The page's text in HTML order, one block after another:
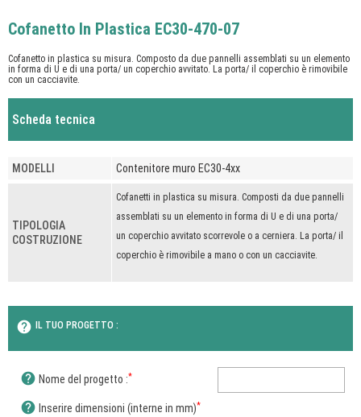
Cofanetto In Plastica EC30-470-07
Cofanetto in plastica su misura. Composto da due pannelli assemblati su un elemento
in forma di U e di una porta/ un coperchio avvitato. La porta/ il coperchio è rimovibile
con un cacciavite.
Scheda tecnica
MODELLI Contenitore muro EC30-4xx
TIPOLOGIA
COSTRUZIONE
Cofanetti in plastica su misura. Composti da due pannelli
assemblati su un elemento in forma di U e di una porta/
un coperchio avvitato scorrevole o a cerniera. La porta/ il
coperchio è rimovibile a mano o con un cacciavite.
help IL TUO PROGETTO :
help Nome del progetto :*
help Inserire dimensioni (interne in mm)*